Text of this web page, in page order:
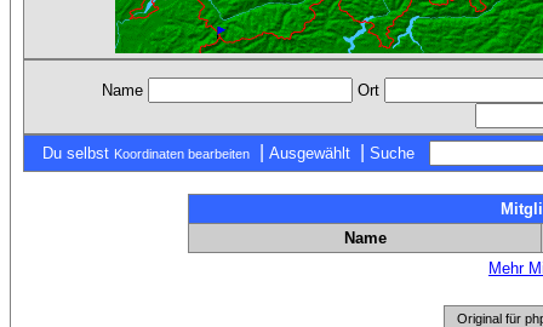
Name Ort
Du selbst Koordinaten bearbeiten Ausgewählt Suche
Name
Mehr
Original für